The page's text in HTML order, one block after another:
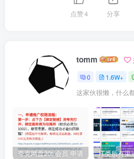
点赞4 分享
tomm
0 1.6W+
这家伙很懒，什么
夸克网盘20t 会员 申请